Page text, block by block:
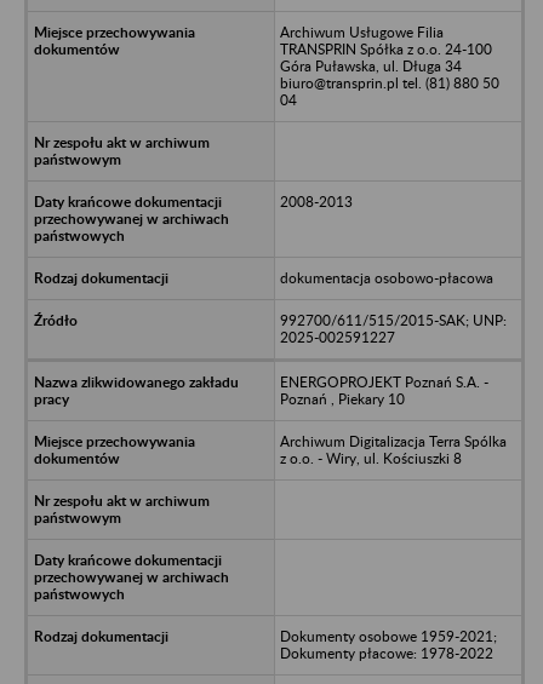
Archiwum Usługowe Filia
TRANSPRIN Spółka z o.o. 24-100
Góra Puławska, ul. Długa 34
biuro@transprin.pl tel. (81) 880 50
04
2008-2013
dokumentacja osobowo-płacowa
992700/611/515/2015-SAK; UNP:
2025-002591227
ENERGOPROJEKT Poznań S.A. -
Poznań , Piekary 10
Archiwum Digitalizacja Terra Spólka
z o.o. - Wiry, ul. Kościuszki 8
Dokumenty osobowe 1959-2021;
Dokumenty płacowe: 1978-2022